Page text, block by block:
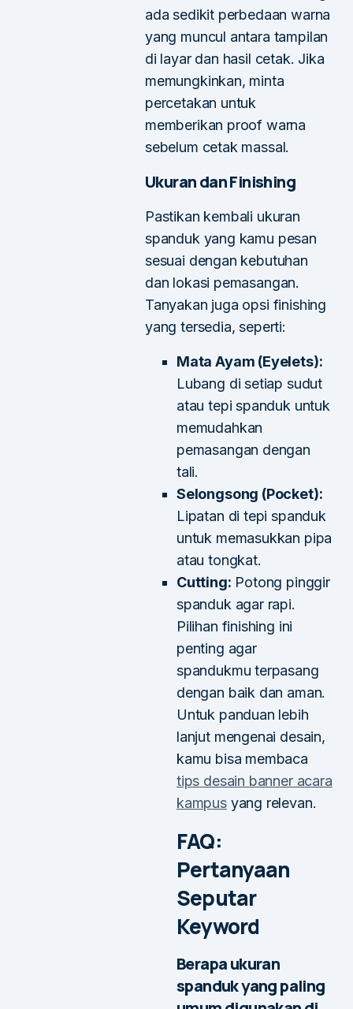
ada sedikit perbedaan warna
yang muncul antara tampilan
di layar dan hasil cetak. Jika
memungkinkan, minta
percetakan untuk
memberikan proof warna
sebelum cetak massal.
Ukuran dan Finishing
Pastikan kembali ukuran
spanduk yang kamu pesan
sesuai dengan kebutuhan
dan lokasi pemasangan.
Tanyakan juga opsi finishing
yang tersedia, seperti:
Mata Ayam (Eyelets):
Lubang di setiap sudut
atau tepi spanduk untuk
memudahkan
pemasangan dengan
tali.
Selongsong (Pocket):
Lipatan di tepi spanduk
untuk memasukkan pipa
atau tongkat.
Cutting: Potong pinggir
spanduk agar rapi.
Pilihan finishing ini
penting agar
spandukmu terpasang
dengan baik dan aman.
Untuk panduan lebih
lanjut mengenai desain,
kamu bisa membaca
tips desain banner acara
kampusyang relevan.
FAQ:
Pertanyaan
Seputar
Keyword
Berapa ukuran
spanduk yang paling